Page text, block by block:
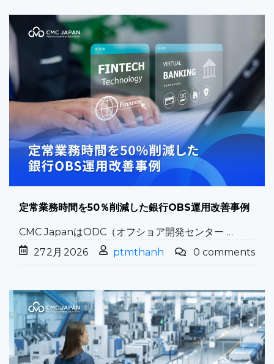
定常業務時間を50％削減した銀行OBS運用改善事例
CMC JapanはODC（オフショア開発センター …
272月 2026 ptmthanh 0 comments